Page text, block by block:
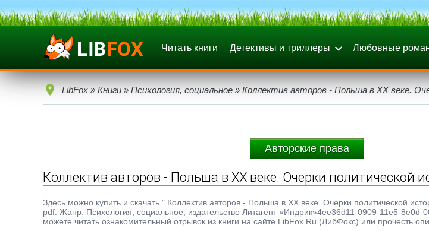
Читать книги Детективы и триллеры Любовные
LibFox » Книги » Психология, социальное » Коллектив авторов - Польша в ХХ веке.
Авторские права
Коллектив авторов - Польша в ХХ веке. Очерки политической
Здесь можно купить и скачать " Коллектив авторов - Польша в ХХ веке. Очерки политической
pdf. Жанр: Психология, социальное, издательство Литагент «Индрик»4ee36d11-0909-11e5-
можете читать ознакомительный отрывок из книги на сайте LibFox.Ru (ЛибФокс) или прочесть